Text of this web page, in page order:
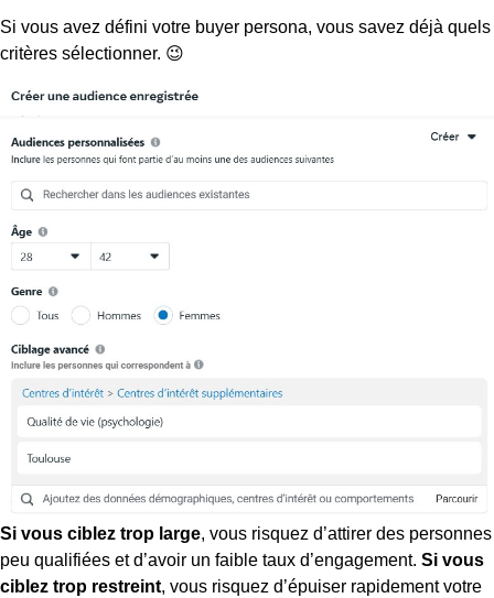
Si vous avez défini votre buyer persona, vous savez déjà quels
critères sélectionner. 😉
Si vous ciblez trop large, vous risquez d’attirer des personnes
peu qualifiées et d’avoir un faible taux d’engagement. Si vous
ciblez trop restreint, vous risquez d’épuiser rapidement votre